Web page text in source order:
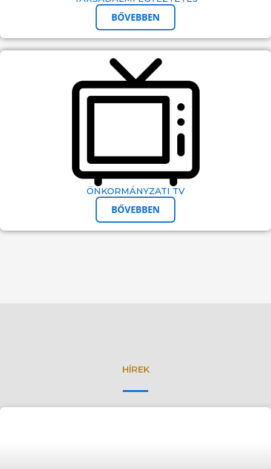
BŐVEBBEN
ÖNKORMÁNYZATI TV
BŐVEBBEN
HÍREK